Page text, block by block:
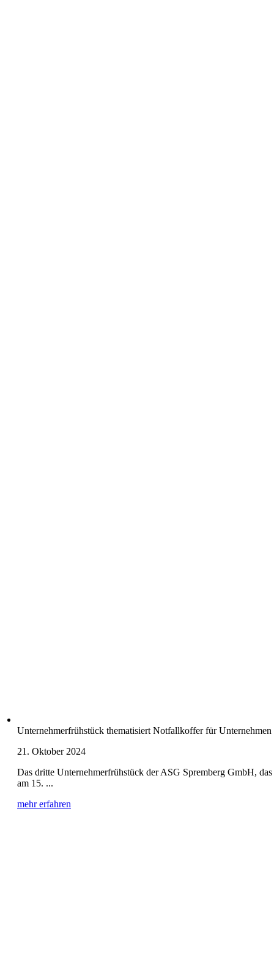
Unternehmerfrühstück thematisiert Notfallkoffer für Unternehmen
21. Oktober 2024
Das dritte Unternehmerfrühstück der ASG Spremberg GmbH, das
am 15. ...
mehr erfahren